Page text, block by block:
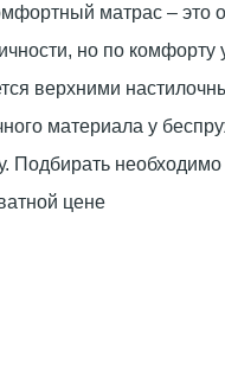
матрас – это
но по комфорту
верхними
материала у
Подбирать
цене